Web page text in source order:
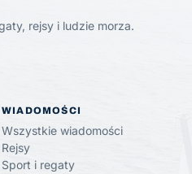
rejsy i ludzie morza.
WIADOMOŚCI
Wszystkie wiadomości
Rejsy
Sport i regaty